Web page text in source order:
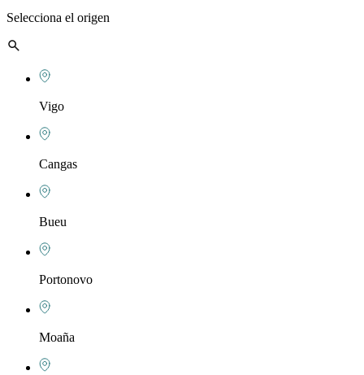
Selecciona el origen
Vigo
Cangas
Bueu
Portonovo
Moaña